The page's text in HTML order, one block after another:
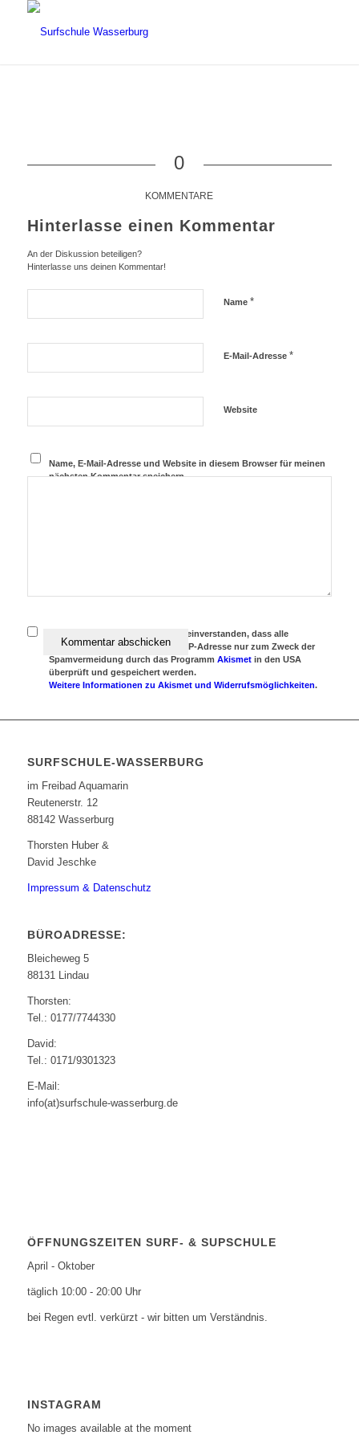
0
KOMMENTARE
Hinterlasse einen Kommentar
An der Diskussion beteiligen?
Hinterlasse uns deinen Kommentar!
Name *
E-Mail-Adresse *
Website
Name, E-Mail-Adresse und Website in diesem Browser für meinen
nächsten Kommentar speichern.
Ich erkläre mich damit einverstanden, dass alle
eingegebenen Daten und meine IP-Adresse nur zum Zweck der
Spamvermeidung durch das ProgrammAkismet in den USA
überprüft und gespeichert werden.
Weitere Informationen zu Akismet und Widerrufsmöglichkeiten.
SURFSCHULE-WASSERBURG
im Freibad Aquamarin
Reutenerstr. 12
88142 Wasserburg
Thorsten Huber &
David Jeschke
Impressum & Datenschutz
BÜROADRESSE:
Bleicheweg 5
88131 Lindau
Thorsten:
Tel.: 0177/7744330
David:
Tel.: 0171/9301323
E-Mail:
info(at)surfschule-wasserburg.de
ÖFFNUNGSZEITEN SURF- & SUPSCHULE
April - Oktober
täglich 10:00 - 20:00 Uhr
bei Regen evtl. verkürzt - wir bitten um Verständnis.
INSTAGRAM
No images available at the moment